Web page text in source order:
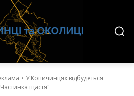
У Копичинцях відбудеться
щастя"